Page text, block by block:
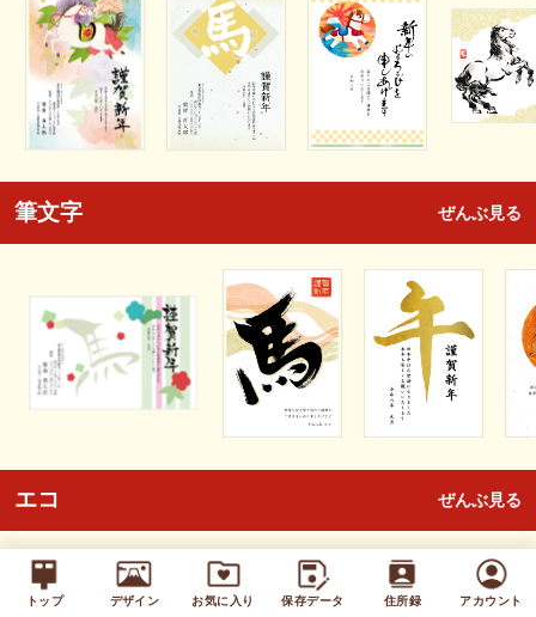
トップ デザイン お気に入り 保存データ 住所録 アカウント
筆文字 ぜんぶ見る
エコ ぜんぶ見る